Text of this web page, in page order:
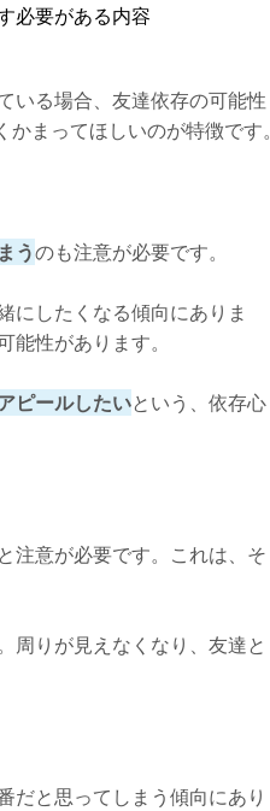
必要がある内容
いる場合、友達依存の可能性
まってほしいのが特徴です。
うのも注意が必要です。
にしたくなる傾向にありま
能性があります。
ピールしたいという、依存心
注意が必要です。これは、そ
周りが見えなくなり、友達と
だと思ってしまう傾向にあり